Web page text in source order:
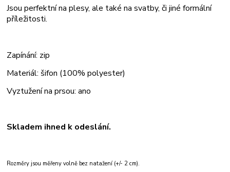
Jsou perfektní na plesy, ale také na svatby, či jiné formální
příležitosti.
Zapínání: zip
Materiál: šifon (100% polyester)
Vyztužení na prsou: ano
Skladem ihned k odeslání.
Rozměry jsou měřeny volně bez natažení (+/- 2 cm).